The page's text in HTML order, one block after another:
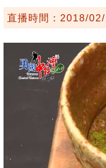
直播時間：2018/